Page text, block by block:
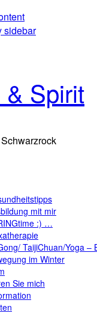
sidebar
& Spirit
mit mir
:) …
TaijiChuan/Yoga –
im Winter
Sie mich